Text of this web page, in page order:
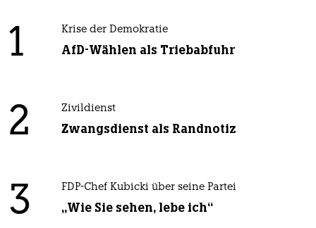
1 Krise der Demokratie
AfD-Wählen als Triebabfuhr
2 Zivildienst
Zwangsdienst als Randnotiz
3 FDP-Chef Kubicki über seine Partei
„Wie Sie sehen, lebe ich“